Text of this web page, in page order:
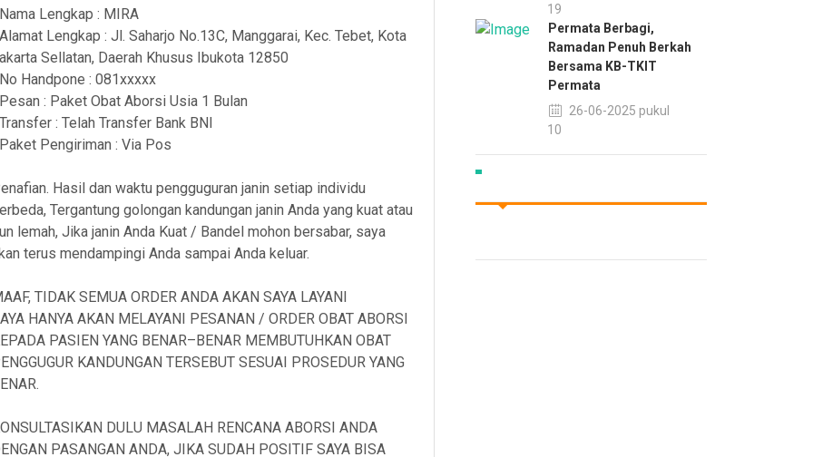
Nama Lengkap : MIRA
Alamat Lengkap : Jl. Saharjo No.13C, Manggarai, Kec. Tebet, Kota
Sellatan, Daerah Khusus Ibukota 12850
No Handpone : 081xxxxx
Pesan : Paket Obat Aborsi Usia 1 Bulan
Transfer : Telah Transfer Bank BNI
Paket Pengiriman : Via Pos
Hasil dan waktu pengguguran janin setiap individu
Tergantung golongan kandungan janin Anda yang kuat atau
lemah, Jika janin Anda Kuat / Bandel mohon bersabar, saya
terus mendampingi Anda sampai Anda keluar.
TIDAK SEMUA ORDER ANDA AKAN SAYA LAYANI
HANYA AKAN MELAYANI PESANAN / ORDER OBAT ABORSI
PASIEN YANG BENAR–BENAR MEMBUTUHKAN OBAT
KANDUNGAN TERSEBUT SESUAI PROSEDUR YANG
DULU MASALAH RENCANA ABORSI ANDA
PASANGAN ANDA, JIKA SUDAH POSITIF SAYA BISA
10:19
Permata Berbagi,
Ramadan Penuh Berkah
Bersama KB-TKIT
Permata
26-06-2025 pukul
15:10